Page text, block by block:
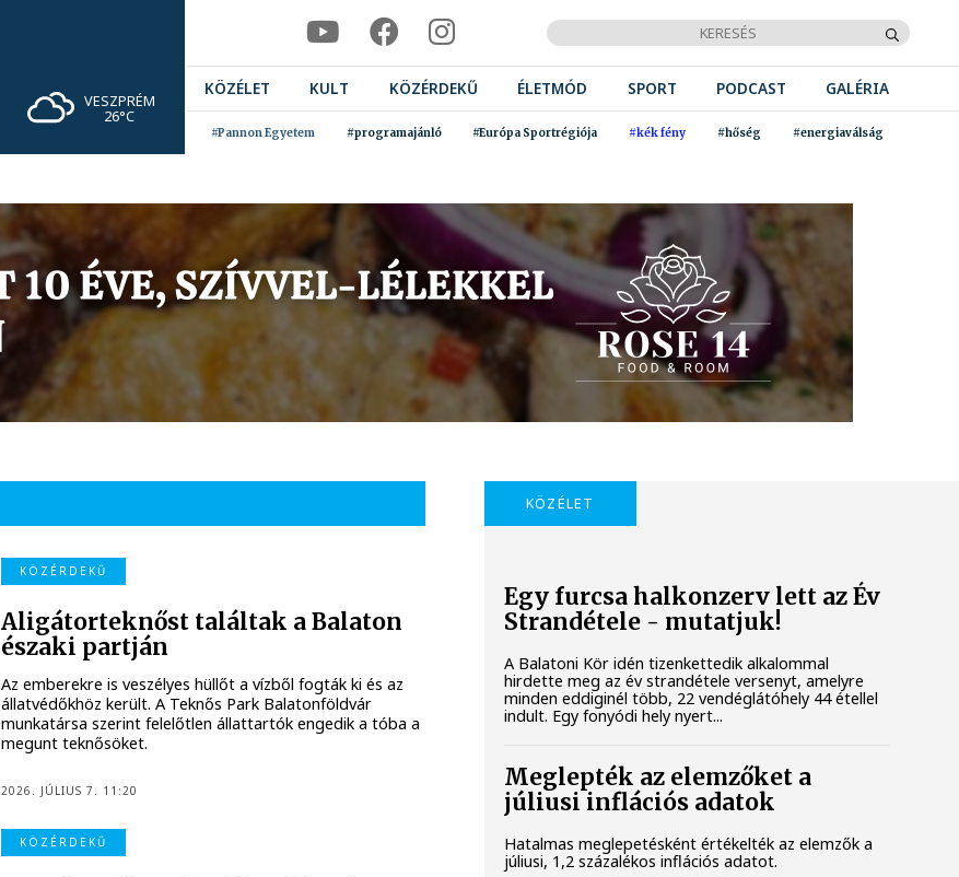
VESZPRÉM
26°C
KÖZÉLET KULT KÖZÉRDEKŰ ÉLETMÓD SPORT PODCAST GALÉRIA
#Pannon Egyetem #programajánló #Európa Sportrégiója #kék fény #hőség #energiaválság
KÖZÉRDEKŰ
Aligátorteknőst találtak a Balaton
északi partján
Az emberekre is veszélyes hüllőt a vízből fogták ki és az
állatvédőkhöz került. A Teknős Park Balatonföldvár
munkatársa szerint felelőtlen állattartók engedik a tóba a
megunt teknősöket.
2026. JÚLIUS 7. 11:20
KÖZÉRDEKŰ
KÖZÉLET
Egy furcsa halkonzerv lett az Év
Strandétele - mutatjuk!
A Balatoni Kör idén tizenkettedik alkalommal
hirdette meg az év strandétele versenyt, amelyre
minden eddiginél több, 22 vendéglátóhely 44 étellel
indult. Egy fonyódi hely nyert...
Meglepték az elemzőket a
júliusi inflációs adatok
Hatalmas meglepetésként értékelték az elemzők a
júliusi, 1,2 százalékos inflációs adatot.